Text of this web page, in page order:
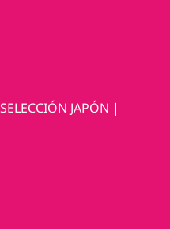
JAPÓN |